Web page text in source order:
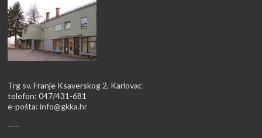
Trg sv. Franje Ksaverskog 2, Karlovac
telefon: 047/431-681
e-pošta:info@gkka.hr
—–